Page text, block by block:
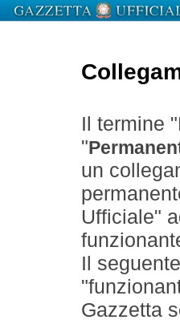
Il termine
"
un
Ufficiale"
Il
Gazzetta